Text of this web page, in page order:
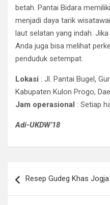
betah. Pantai Bidara
menjadi daya tarik
laut selatan yang indah.
Anda juga bisa melihat
penduduk setempat.
Lokasi : Jl. Pantai Bugel,
Kabupaten Kulon Progo,
Jam operasional : Setiap
Adi-UKDW’18
navigation
Resep Gudeg Khas